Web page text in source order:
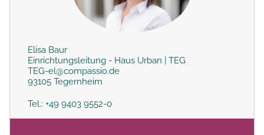
Elisa Baur
Einrichtungsleitung - Haus Urban | TEG
TEG-el@compassio.de
93105 Tegernheim
Tel.: +49 9403 9552-0